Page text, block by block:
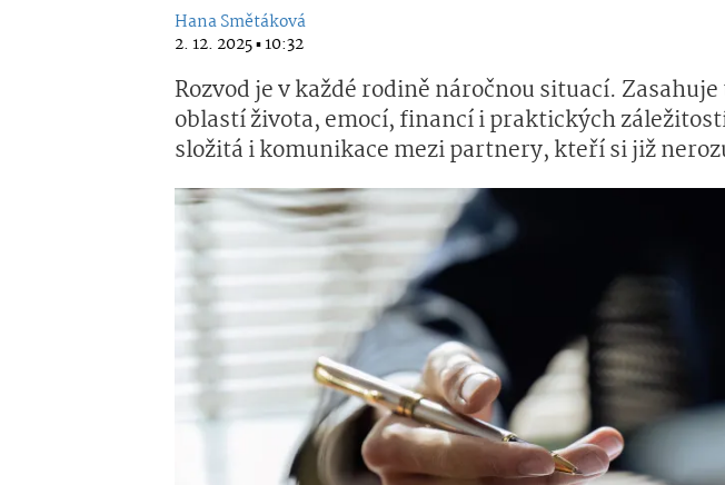
Hana Smětáková
2. 12. 2025 ▪ 10:32
Rozvod je v každé rodině náročnou situací.
oblastí života, emocí, financí i praktických
složitá i komunikace mezi partnery, kteří si již